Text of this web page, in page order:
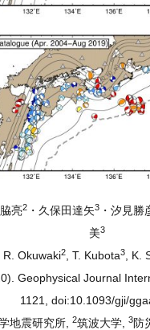
脇亮2 ・久保田達矢3 ・汐見勝
美3
, R. Okuwaki2 , T. Kubota3 , K.
Geophysical Journal
1121, doi:10.1093/gji/
地震研究所, 2筑波大学, 3防